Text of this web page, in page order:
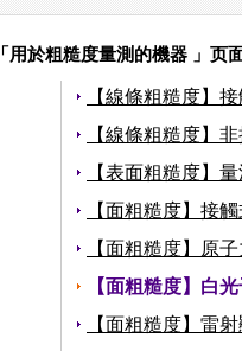
「用於粗糙度量測的機器 」页
【線條粗糙度】
【線條粗糙度】
【表面粗糙度】
【面粗糙度】接
【面粗糙度】原
【面粗糙度】白
【面粗糙度】雷